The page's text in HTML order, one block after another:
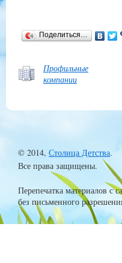
Поделиться…
Профильные
компании
© 2014, Столица Детства.
Все права защищены.
Перепечатка материалов с
без письменного